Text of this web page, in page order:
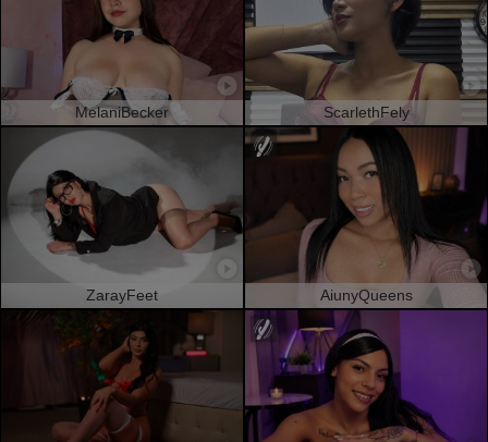
MelaniBecker ScarlethFely
ZarayFeet AiunyQueens